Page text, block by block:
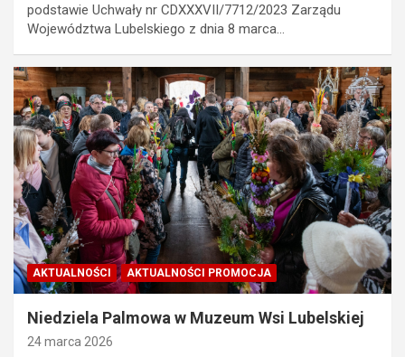
podstawie Uchwały nr CDXXXVII/7712/2023 Zarządu
Województwa Lubelskiego z dnia 8 marca…
AKTUALNOŚCI AKTUALNOŚCI PROMOCJA
Niedziela Palmowa w Muzeum Wsi Lubelskiej
24 marca 2026